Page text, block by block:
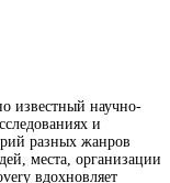
известный научно-
и
разных жанров
места, организации
вдохновляет